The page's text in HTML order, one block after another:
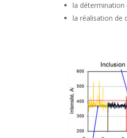
la détermination
la réalisation de